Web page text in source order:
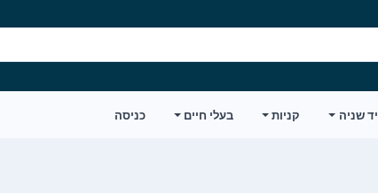
יד שניה קניות בעלי חיים כניסה